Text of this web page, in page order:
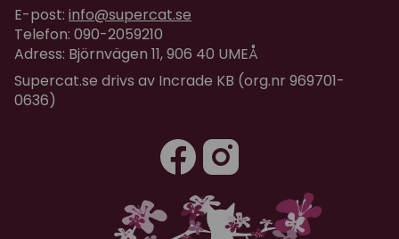
E-post: info@supercat.se
Telefon: 090-2059210
Adress: Björnvägen 11, 906 40 UMEÅ
Supercat.se drivs av Incrade KB (org.nr 969701-
0636)